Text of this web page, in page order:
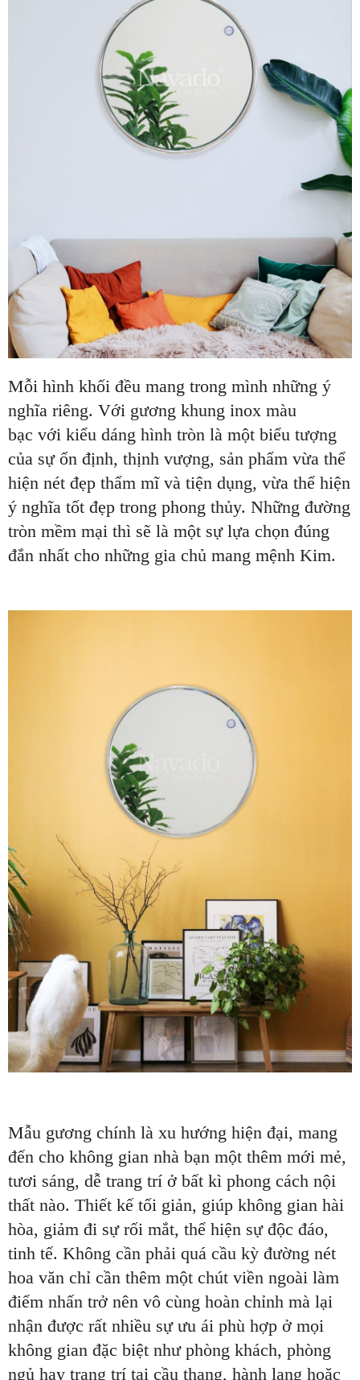
Mỗi hình khối đều mang trong mình những ý
nghĩa riêng. Với gương khung inox màu
bạc với kiểu dáng hình tròn là một biểu tượng
của sự ổn định, thịnh vượng, sản phẩm vừa thể
hiện nét đẹp thẩm mĩ và tiện dụng, vừa thể hiện
ý nghĩa tốt đẹp trong phong thủy. Những đường
tròn mềm mại thì sẽ là một sự lựa chọn đúng
đắn nhất cho những gia chủ mang mệnh Kim.
Mẫu gương chính là xu hướng hiện đại, mang
đến cho không gian nhà bạn một thêm mới mẻ,
tươi sáng, dễ trang trí ở bất kì phong cách nội
thất nào. Thiết kế tối giản, giúp không gian hài
hòa, giảm đi sự rối mắt, thể hiện sự độc đáo,
tinh tế. Không cần phải quá cầu kỳ đường nét
hoa văn chỉ cần thêm một chút viền ngoài làm
điểm nhấn trở nên vô cùng hoàn chỉnh mà lại
nhận được rất nhiều sự ưu ái phù hợp ở mọi
không gian đặc biệt như phòng khách, phòng
ngủ hay trang trí tại cầu thang, hành lang hoặc